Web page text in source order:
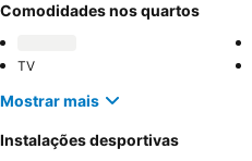
Comodidades nos quartos
TV
Mostrar mais
Instalações desportivas